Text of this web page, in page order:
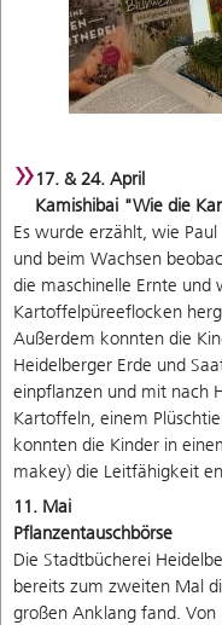
17. & 24. April
Kamishibai "Wie die
Es wurde erzählt, wie
und beim Wachsen
die maschinelle Ernte und
Kartoffelpüreeflocken
Außerdem konnten die
Heidelberger Erde und
einpflanzen und mit nach
Kartoffeln, einem
konnten die Kinder in
makey) die Leitfähigkeit
11. Mai
Pflanzentauschbörse
Die Stadtbücherei
bereits zum zweiten Mal
großen Anklang fand.